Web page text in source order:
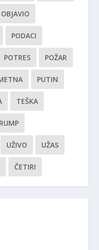
OBJAVIO
PODACI
POTRES POŽAR
PUTIN
TEŠKA
UŽIVO UŽAS
ČETIRI